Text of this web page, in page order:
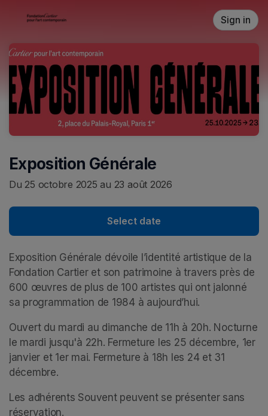
Sign in
Exposition Générale
Du 25 octobre 2025 au 23 août 2026
Select date
Exposition Générale dévoile l’identité artistique de la
Fondation Cartier et son patrimoine à travers près de
600 œuvres de plus de 100 artistes qui ont jalonné
sa programmation de 1984 à aujourd’hui.
Ouvert du mardi au dimanche de 11h à 20h. Nocturne
le mardi jusqu'à 22h. Fermeture les 25 décembre, 1er
janvier et 1er mai. Fermeture à 18h les 24 et 31
décembre.
Les adhérents Souvent peuvent se présenter sans
réservation.